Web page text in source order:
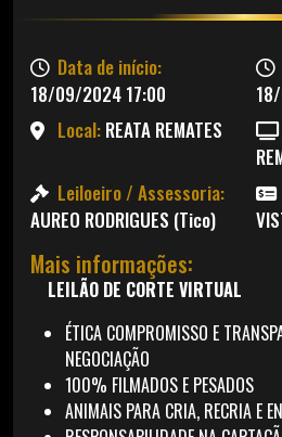
Data de início:
18/09/2024 17:00
Local: REATA REMATES
Leiloeiro / Assessoria:
AUREO RODRIGUES (Tico)
Mais informações:
LEILÃO DE CORTE VIRTUAL
ÉTICA COMPROMISSO E
NEGOCIAÇÃO
100% FILMADOS E PESADOS
ANIMAIS PARA CRIA, RECRIA E